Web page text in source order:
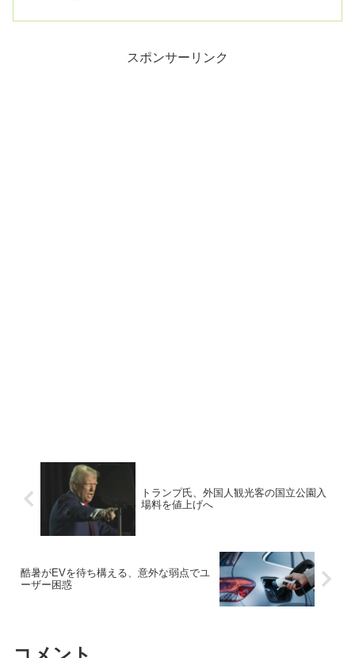
スポンサーリンク
トランプ氏、外国人観光客の国立公園入
場料を値上げへ
酷暑がEVを待ち構える、意外な弱点でユ
ーザー困惑